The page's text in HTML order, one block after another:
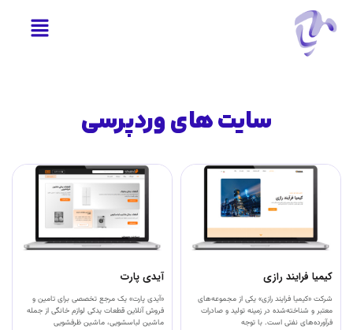
سایت های وردپرسی
کیمیا فرایند رازی
شرکت «کیمیا فرایند رازی» یکی از مجموعه‌های
معتبر و شناخته‌شده در زمینه تولید و صادرات
فرآورده‌های نفتی است. با توجه
آیدی پارت
«آیدی پارت» یک مرجع تخصصی برای تامین و
فروش آنلاین قطعات یدکی لوازم خانگی از جمله
ماشین لباسشویی، ماشین ظرفشویی